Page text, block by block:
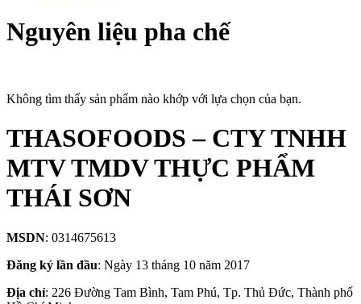
Nguyên liệu pha chế
Không tìm thấy sản phẩm nào khớp với lựa chọn của bạn.
THASOFOODS – CTY TNHH
MTV TMDV THỰC PHẨM
THÁI SƠN
MSDN: 0314675613
Đăng ký lần đầu: Ngày 13 tháng 10 năm 2017
Địa chỉ: 226 Đường Tam Bình, Tam Phú, Tp. Thủ Đức, Thành phố